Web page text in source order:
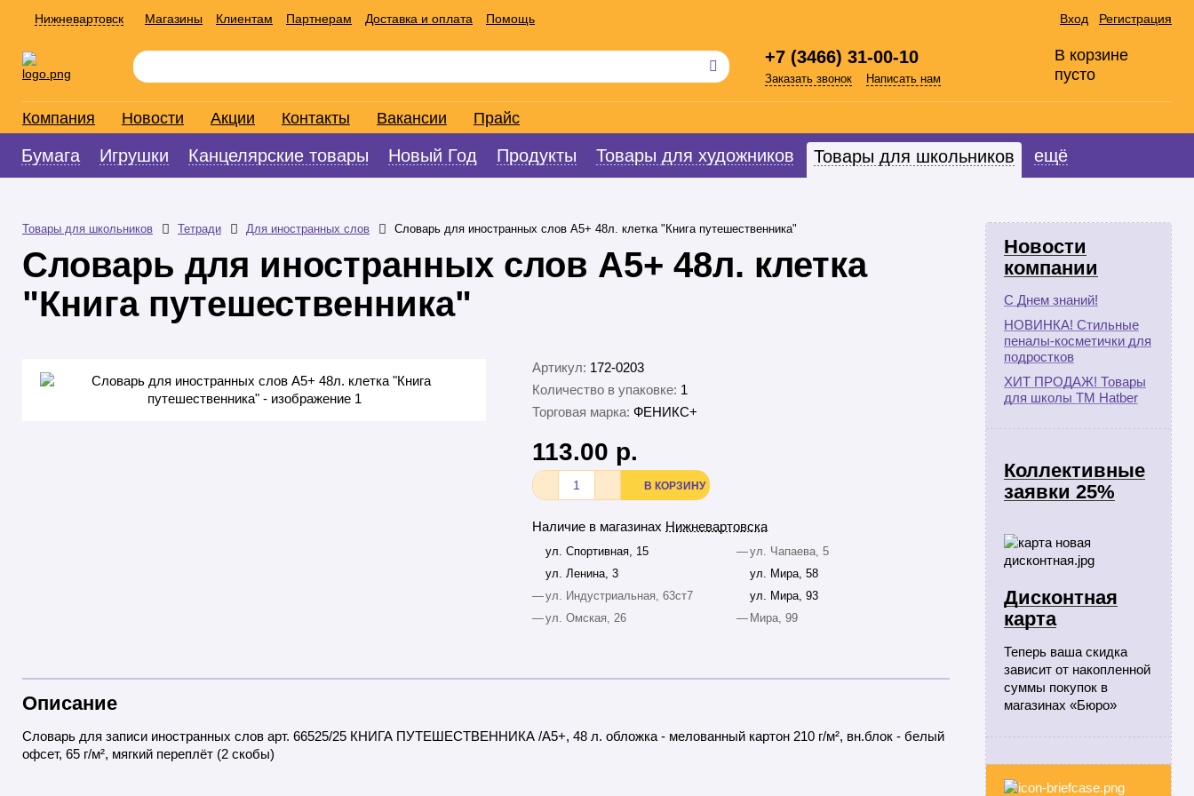
Вход Регистрация
Нижневартовск Магазины Клиентам Партнерам Доставка и оплата Помощь
+7 (3466) 31-00-10
Заказать звонок Написать нам
В корзине
пусто
Компания Новости Акции Контакты Вакансии Прайс
Бумага Игрушки Канцелярские товары Новый Год Продукты Товары для художников Товары для школьников ещё
Новости
компании
С Днем знаний!
НОВИНКА! Стильные
пеналы-косметички для
подростков
ХИТ ПРОДАЖ! Товары
для школы ТМ Hatber
Коллективные
заявки 25%
Дисконтная
карта
Теперь ваша скидка
зависит от накопленной
суммы покупок в
магазинах «Бюро»
Товары для школьников Тетради Для иностранных слов Словарь для иностранных слов А5+ 48л. клетка "Книга путешественника"
Словарь для иностранных слов А5+ 48л. клетка
"Книга путешественника"
Артикул: 172-0203
Количество в упаковке: 1
Торговая марка: ФЕНИКС+
113.00 р.
В КОРЗИНУ
Наличие в магазинах Нижневартовска
ул. Спортивная, 15 —ул. Чапаева, 5
ул. Ленина, 3
ул. Мира, 58
—ул. Индустриальная, 63ст7
ул. Мира, 93
—ул. Омская, 26 — Мира, 99
Описание
Словарь для записи иностранных слов арт. 66525/25 КНИГА ПУТЕШЕСТВЕННИКА /А5+, 48 л. обложка - мелованный картон 210 г/м², вн.блок - белый
офсет, 65 г/м², мягкий переплёт (2 скобы)